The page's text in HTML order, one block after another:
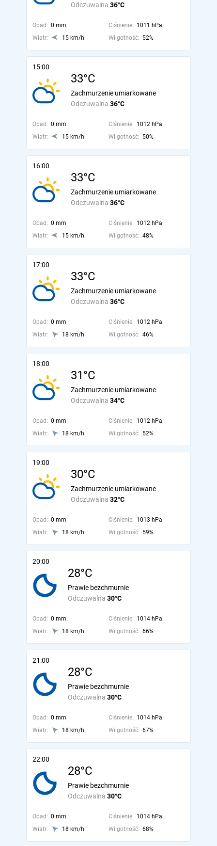
Odczuwalna 36°C
Opad: 0 mm Ciśnienie: 1011 hPa
Wiatr:
15 km/h Wilgotność: 52%
15:00
33°C
Odczuwalna 36°C
Zachmurzenie umiarkowane
Opad: 0 mm Ciśnienie: 1012 hPa
Wiatr:
15 km/h Wilgotność: 50%
16:00
33°C
Odczuwalna 36°C
Zachmurzenie umiarkowane
Opad: 0 mm Ciśnienie: 1012 hPa
Wiatr:
15 km/h Wilgotność: 48%
17:00
33°C
Odczuwalna 36°C
Zachmurzenie umiarkowane
Opad: 0 mm Ciśnienie: 1012 hPa
Wiatr:
18 km/h Wilgotność: 46%
18:00
31°C
Odczuwalna 34°C
Zachmurzenie umiarkowane
Opad: 0 mm Ciśnienie: 1012 hPa
Wiatr:
18 km/h Wilgotność: 52%
19:00
30°C
Odczuwalna 32°C
Zachmurzenie umiarkowane
Opad: 0 mm Ciśnienie: 1013 hPa
Wiatr:
18 km/h Wilgotność: 59%
20:00
28°C
Odczuwalna 30°C
Prawie bezchmurnie
Opad: 0 mm Ciśnienie: 1014 hPa
Wiatr:
18 km/h Wilgotność: 66%
21:00
28°C
Odczuwalna 30°C
Prawie bezchmurnie
Opad: 0 mm Ciśnienie: 1014 hPa
Wiatr:
18 km/h Wilgotność: 67%
22:00
28°C
Odczuwalna 30°C
Prawie bezchmurnie
Opad: 0 mm Ciśnienie: 1014 hPa
Wiatr:
18 km/h Wilgotność: 68%